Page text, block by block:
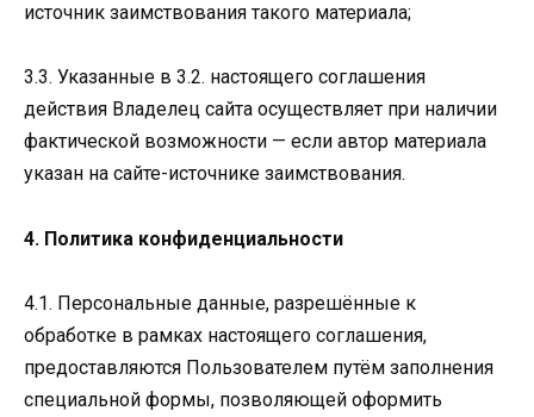
источник заимствования такого материала;
3.3. Указанные в 3.2. настоящего соглашения
действия Владелец сайта осуществляет при наличии
фактической возможности — если автор материала
указан на сайте-источнике заимствования.
4. Политика конфиденциальности
4.1. Персональные данные, разрешённые к
обработке в рамках настоящего соглашения,
предоставляются Пользователем путём заполнения
специальной формы, позволяющей оформить